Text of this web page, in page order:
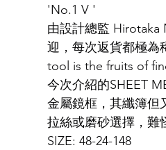
H-FUSION JULIUS TART
OG X OLIVER
EFFECTOR
'No.1 V '
由設計總監 Hirotaka
迎，每次返貨都極為
tool is the fruits of
今次介紹的SHEET
金屬鏡框，其纖簿但
拉絲或磨砂選擇，難
SIZE: 48-24-148